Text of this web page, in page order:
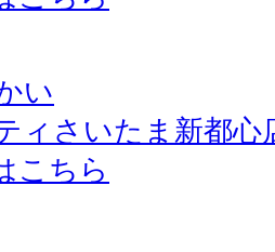
い
ィさいたま新都心
こちら